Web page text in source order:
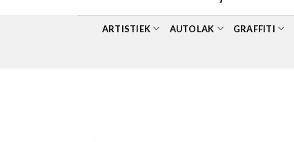
ARTISTIEK AUTOLAK GRAFFITI